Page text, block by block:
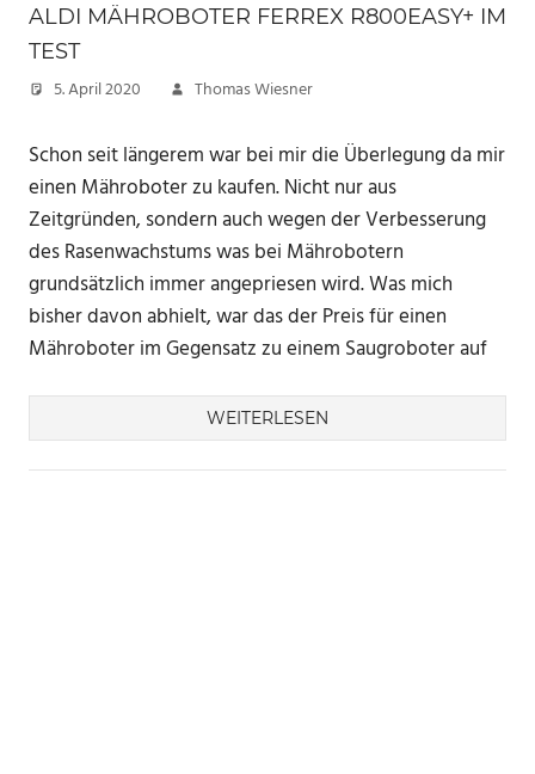
ALDI MÄHROBOTER FERREX R800EASY+ IM
TEST
5. April 2020 Thomas Wiesner
Schon seit längerem war bei mir die Überlegung da mir
einen Mähroboter zu kaufen. Nicht nur aus
Zeitgründen, sondern auch wegen der Verbesserung
des Rasenwachstums was bei Mährobotern
grundsätzlich immer angepriesen wird. Was mich
bisher davon abhielt, war das der Preis für einen
Mähroboter im Gegensatz zu einem Saugroboter auf
WEITERLESEN